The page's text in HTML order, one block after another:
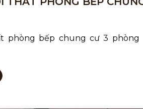
phòng bếp chung cư 3 phòng